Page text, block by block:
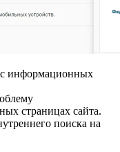
с информационных
страницах сайта.
поиска на